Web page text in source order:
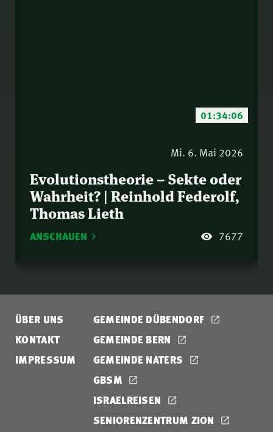
01:34:06
Mi. 6. Mai 2026
Evolutionstheorie – Sekte oder
Wahrheit? | Reinhold Federolf,
Thomas Lieth
ANSCHAUEN 7677
ÜBER UNS
KONTAKT
IMPRESSUM
GEMEINDE DÜBENDORF
GEMEINDE BERN
GEMEINDE NATERS
GBSM
ISRAELREISEN
SENIORENZENTRUM ZION